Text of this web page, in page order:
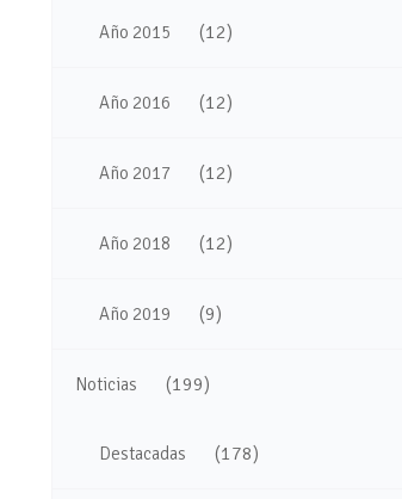
Año 2015 (12)
Año 2016 (12)
Año 2017 (12)
Año 2018 (12)
Año 2019 (9)
Noticias (199)
Destacadas (178)